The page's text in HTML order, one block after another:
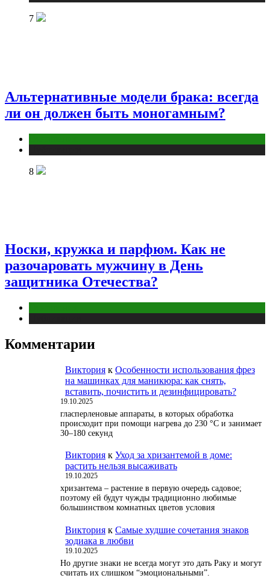
7
Альтернативные модели брака: всегда
ли он должен быть моногамным?
8
Носки, кружка и парфюм. Как не
разочаровать мужчину в День
защитника Отечества?
Комментарии
Виктория к Особенности использования фрез
на машинках для маникюра: как снять,
вставить, почистить и дезинфицировать?
19.10.2025
гласперленовые аппараты, в которых обработка
происходит при помощи нагрева до 230 °С и занимает
30–180 секунд
Виктория к Уход за хризантемой в доме:
растить нельзя высаживать
19.10.2025
хризантема – растение в первую очередь садовое;
поэтому ей будут чужды традиционно любимые
большинством комнатных цветов условия
Виктория к Самые худшие сочетания знаков
зодиака в любви
19.10.2025
Но другие знаки не всегда могут это дать Раку и могут
считать их слишком “эмоциональными”.